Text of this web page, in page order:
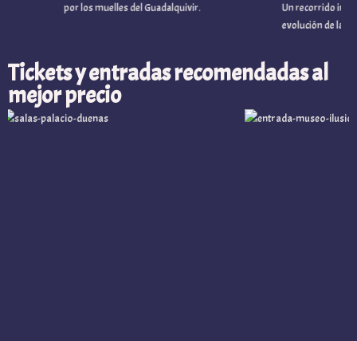
Un recorrido
evolución de la
por los muelles del Guadalquivir.
Tickets y entradas recomendadas al
mejor precio